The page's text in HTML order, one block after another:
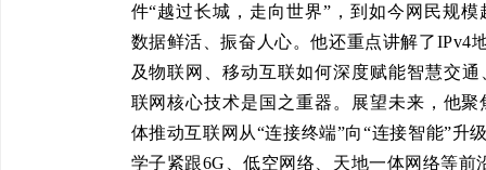
件“越过长城，走向世界”，到如今网民规
数据鲜活、振奋人心。他还重点讲解了IPv4
及物联网、移动互联如何深度赋能智慧交
联网核心技术是国之重器。展望未来，他
体推动互联网从“连接终端”向“连接智能”升
学子紧跟6G、低空网络、天地一体网络等前